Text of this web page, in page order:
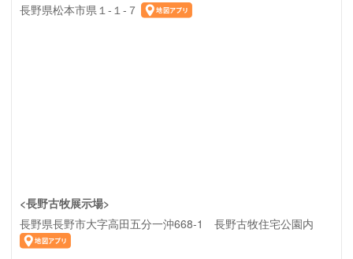
長野県松本市県１-１-７
<長野古牧展示場>
長野県長野市大字高田五分一沖668-1 長野古牧住宅公園内